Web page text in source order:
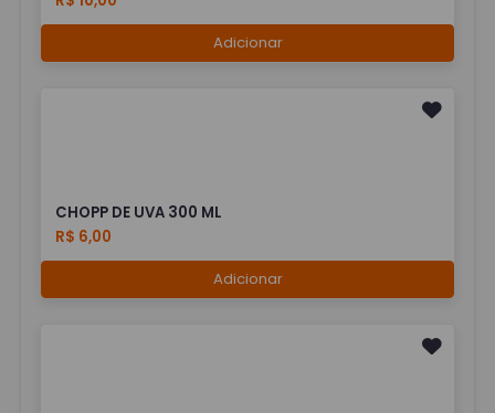
Adicionar
CHOPP DE UVA 300 ML
R$ 6,00
Adicionar